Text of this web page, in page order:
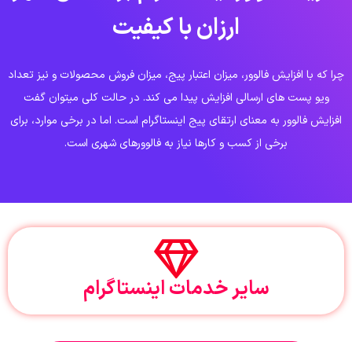
ارزان با کیفیت
چرا که با افزایش فالوور، میزان اعتبار پیج، میزان فروش محصولات و نیز تعداد
ویو پست های ارسالی افزایش پیدا می کند. در حالت کلی میتوان گفت
افزایش فالوور به معنای ارتقای پیج اینستاگرام است. اما در برخی موارد، برای
برخی از کسب و کارها نیاز به فالوورهای شهری است.
سایر خدمات اینستاگرام